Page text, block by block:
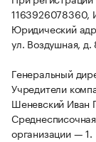
Юридический
ул. Воздушная, д.
Генеральный
Учредители
Шеневский Иван
организации — 1.